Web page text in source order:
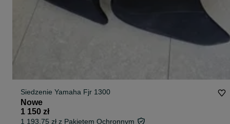
Siedzenie Yamaha Fjr 1300
Nowe
1 150 zł
1 193,75 zł z Pakietem Ochronnym